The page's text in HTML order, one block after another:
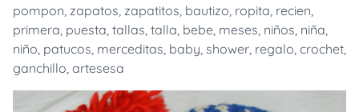
pompon, zapatos, zapatitos, bautizo, ropita, recien,
primera, puesta, tallas, talla, bebe, meses, niños, niña,
niño, patucos, merceditas, baby, shower, regalo, crochet,
ganchillo, artesesa